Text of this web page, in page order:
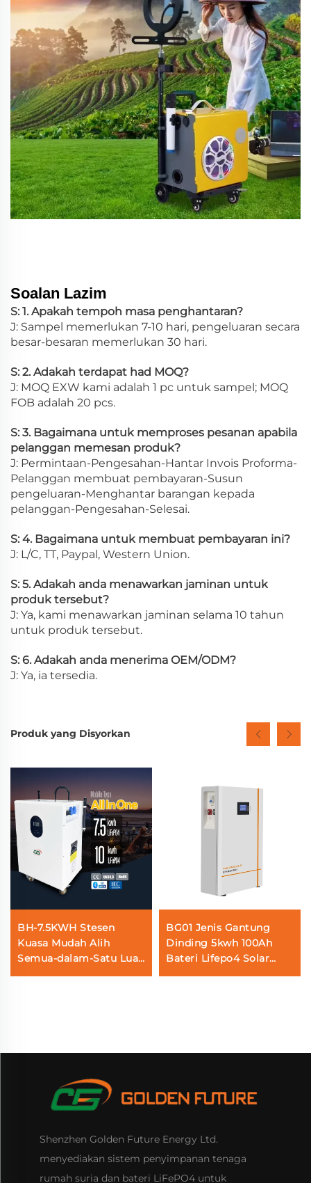
Soalan Lazim
S: 1. Apakah tempoh masa penghantaran?
J: Sampel memerlukan 7-10 hari, pengeluaran secara
besar-besaran memerlukan 30 hari.
S: 2. Adakah terdapat had MOQ?
J: MOQ EXW kami adalah 1 pc untuk sampel; MOQ
FOB adalah 20 pcs.
S: 3. Bagaimana untuk memproses pesanan apabila
pelanggan memesan produk?
J: Permintaan-Pengesahan-Hantar Invois Proforma-
Pelanggan membuat pembayaran-Susun
pengeluaran-Menghantar barangan kepada
pelanggan-Pengesahan-Selesai.
S: 4. Bagaimana untuk membuat pembayaran ini?
J: L/C, TT, Paypal, Western Union.
S: 5. Adakah anda menawarkan jaminan untuk
produk tersebut?
J: Ya, kami menawarkan jaminan selama 10 tahun
untuk produk tersebut.
S: 6. Adakah anda menerima OEM/ODM?
J: Ya, ia tersedia.
Produk yang Disyorkan
BH-7.5KWH Stesen
Kuasa Mudah Alih
Semua-dalam-Satu Luar
Talian dan Penyimpanan
BG01 Jenis Gantung
Dinding 5kwh 100Ah
Bateri Lifepo4 Solar
Sistem Penyimpanan
Shenzhen Golden Future Energy Ltd.
menyediakan sistem penyimpanan tenaga
rumah suria dan bateri LiFePO4 untuk